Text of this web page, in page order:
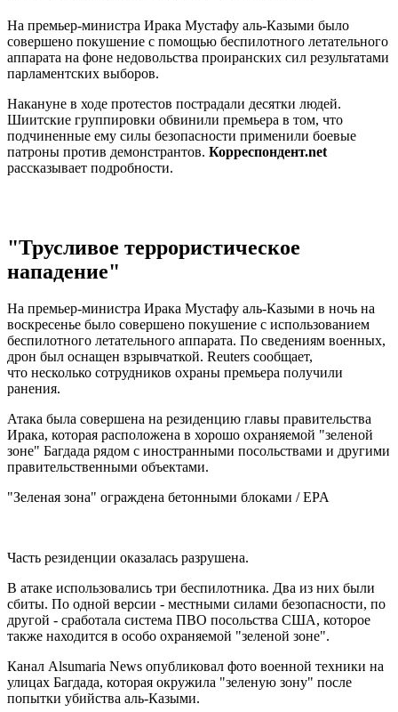
На премьер-министра Ирака Мустафу аль-Казыми было
совершено покушение с помощью беспилотного летательного
аппарата на фоне недовольства проиранских сил результатами
парламентских выборов.
Накануне в ходе протестов пострадали десятки людей.
Шиитские группировки обвинили премьера в том, что
подчиненные ему силы безопасности применили боевые
патроны против демонстрантов. Корреспондент.net
рассказывает подробности.
"Трусливое террористическое
нападение"
На премьер-министра Ирака Мустафу аль-Казыми в ночь на
воскресенье было совершено покушение с использованием
беспилотного летательного аппарата. По сведениям военных,
дрон был оснащен взрывчаткой. Reuters сообщает,
что несколько сотрудников охраны премьера получили
ранения.
Атака была совершена на резиденцию главы правительства
Ирака, которая расположена в хорошо охраняемой "зеленой
зоне" Багдада рядом с иностранными посольствами и другими
правительственными объектами.
"Зеленая зона" ограждена бетонными блоками / EPA
Часть резиденции оказалась разрушена.
В атаке использовались три беспилотника. Два из них были
сбиты. По одной версии - местными силами безопасности, по
другой - сработала система ПВО посольства США, которое
также находится в особо охраняемой "зеленой зоне".
Канал Alsumaria News опубликовал фото военной техники на
улицах Багдада, которая окружила "зеленую зону" после
попытки убийства аль-Казыми.